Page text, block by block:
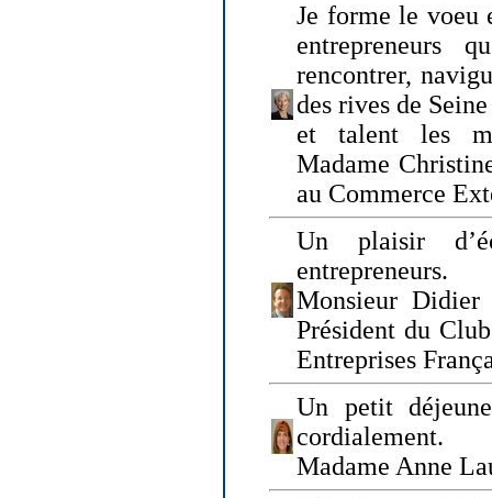
Je forme le voeu
entrepreneurs
rencontrer,
des rives de
et talent les
Madame
au Commerce
Un plaisir
entrepreneurs.
Monsieur
Président du
Entreprises
Un petit
cordialement.
Madame Anne